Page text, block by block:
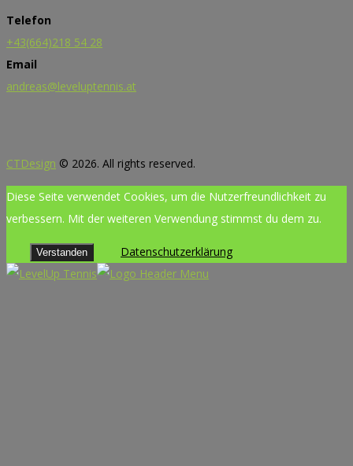
Telefon
+43(664)218 54 28
Email
andreas@leveluptennis.at
CTDesign © 2026. All rights reserved.
Diese Seite verwendet Cookies, um die Nutzerfreundlichkeit zu
verbessern. Mit der weiteren Verwendung stimmst du dem zu.
Verstanden Datenschutzerklärung